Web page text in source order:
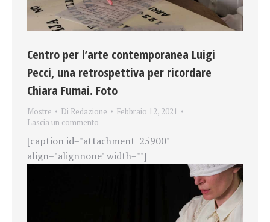
Centro per l’arte contemporanea Luigi
Pecci, una retrospettiva per ricordare
Chiara Fumai. Foto
Mostre Di Redazione
Febbraio 12, 2021
Lascia un commento
[caption id="attachment_25900"
align="alignnone" width=""]